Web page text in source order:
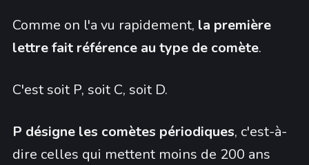
Comme on l'a vu rapidement, la première
lettre fait référence au type de comète.
C'est soit P, soit C, soit D.
P désigne les comètes périodiques, c'est-à-
dire celles qui mettent moins de 200 ans